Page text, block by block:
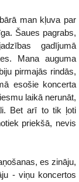
man kļuva par
Šaues pagrabs,
gadījumā
Mana auguma
pirmajās rindās,
esošie koncerta
laikā nerunāt,
Bet arī to tik ļoti
priekšā, nevis
es zināju,
- viņu koncertos